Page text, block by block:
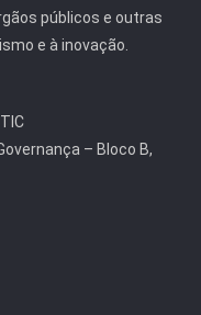
públicos e outras
e à inovação.
– Bloco B,